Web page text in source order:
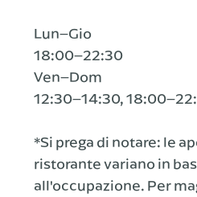
Lun–Gio
18:00–22:30
Ven–Dom
12:30–14:30,
*Si prega di notare: le
ristorante variano in
all'occupazione. Per